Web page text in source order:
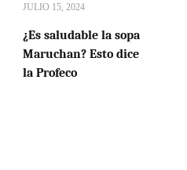
JULIO 15, 2024
¿Es saludable la sopa
Maruchan? Esto dice
la Profeco